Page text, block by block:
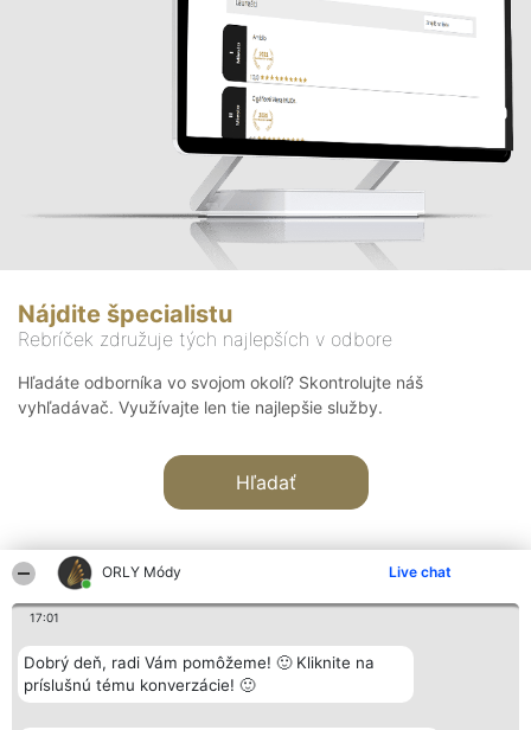
ORLY Módy Live chat
17:01
Dobrý deň, radi Vám pomôžeme! 🙂 Kliknite na
príslušnú tému konverzácie! 🙂
Nájdite špecialistu
Rebríček združuje tých najlepších v odbore
Hľadáte odborníka vo svojom okolí? Skontrolujte náš
vyhľadávač. Využívajte len tie najlepšie služby.
Hľadať
Organizátor hodnotenia
Bright Side Solutions sp. z o.
o. sp. k.
Wrocław 50-079
Hodnotenie
Laureáti
Lista
Laureatów
Kontakt
Kontakt